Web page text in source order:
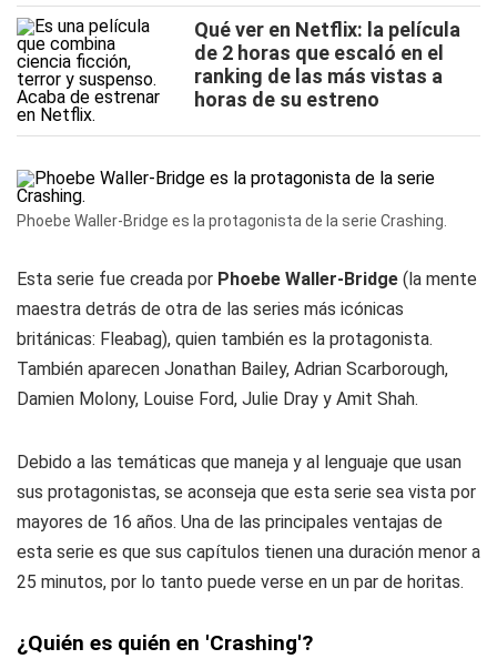
Qué ver en Netflix: la película
de 2 horas que escaló en el
ranking de las más vistas a
horas de su estreno
Phoebe Waller-Bridge es la protagonista de la serie Crashing.
Esta serie fue creada por Phoebe Waller-Bridge (la mente
maestra detrás de otra de las series más icónicas
británicas: Fleabag), quien también es la protagonista.
También aparecen Jonathan Bailey, Adrian Scarborough,
Damien Molony, Louise Ford, Julie Dray y Amit Shah.
Debido a las temáticas que maneja y al lenguaje que usan
sus protagonistas, se aconseja que esta serie sea vista por
mayores de 16 años. Una de las principales ventajas de
esta serie es que sus capítulos tienen una duración menor a
25 minutos, por lo tanto puede verse en un par de horitas.
¿Quién es quién en 'Crashing'?